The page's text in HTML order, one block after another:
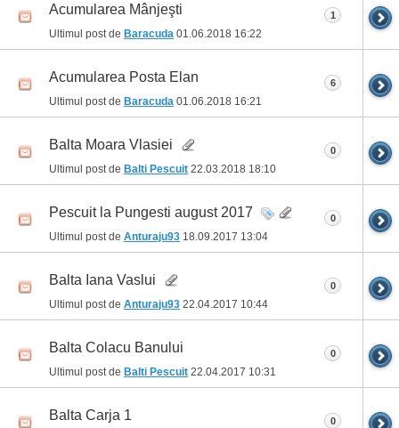
Acumularea Mânjeşti
Ultimul post de Baracuda 01.06.2018 16:22
1
Acumularea Posta Elan
Ultimul post de Baracuda 01.06.2018 16:21
6
Balta Moara Vlasiei
Ultimul post de Balti Pescuit 22.03.2018 18:10
0
Pescuit la Pungesti august 2017
Ultimul post de Anturaju93 18.09.2017 13:04
0
Balta Iana Vaslui
Ultimul post de Anturaju93 22.04.2017 10:44
0
Balta Colacu Banului
Ultimul post de Balti Pescuit 22.04.2017 10:31
0
Balta Carja 1 0